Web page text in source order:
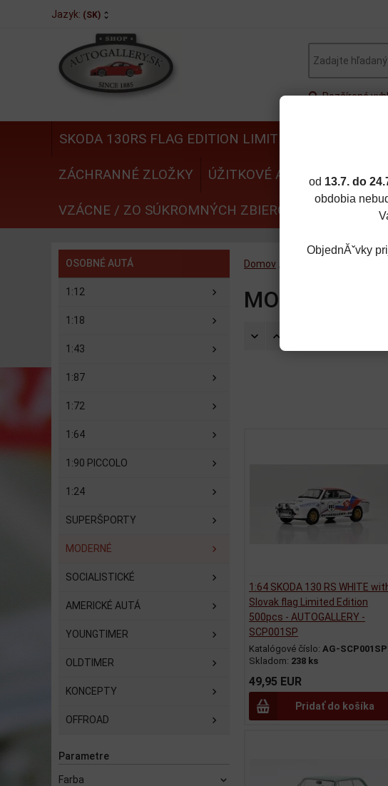
Jazyk: (SK)
Rozšírené
SKODA 130RS FLAG EDITION LIMITED
ZÁCHRANNÉ ZLOŽKY ÚŽITKOVÉ AUTÁ MOTORKY
VZÁCNE / ZO SÚKROMNÝCH ZBIEROK
OSOBNÉ AUTÁ
1:12
1:18
1:43
1:87
1:72
1:64
1:90 PICCOLO
1:24
SUPERŠPORTY
MODERNÉ
SOCIALISTICKÉ
AMERICKÉ AUTÁ
YOUNGTIMER
OLDTIMER
KONCEPTY
OFFROAD
Parametre
Farba
Domov
MODERNÉ
1:64 SKODA 130 RS WHITE
Slovak flag Limited Edition
500pcs - AUTOGALLERY -
SCP001SP
Katalógové číslo: AG-SCP001SP
Skladom: 238 ks
49,95 EUR
Pridať do košíka
od 13.7. do
obdobia
ObjednĂˇvky